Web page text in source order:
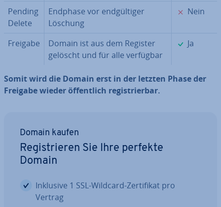
Pending
Delete
Endphase vor end­gül­ti­ger
Löschung
✗
Nein
Freigabe
Domain ist aus dem Register
gelöscht und für alle verfügbar
Ja
Somit wird die Domain erst in der letzten Phase der
Freigabe wieder öf­fent­lich re­gis­trier­bar.
Domain kaufen
Re­gis­trie­ren Sie Ihre perfekte
Domain
Inklusive 1 SSL-Wildcard-Zer­ti­fi­kat pro
Vertrag